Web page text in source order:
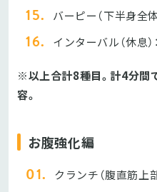
バーピー（下半身全体
インターバル（休息）
※以上合計8種目。計4分間
容。
お腹強化編
クランチ（腹直筋上